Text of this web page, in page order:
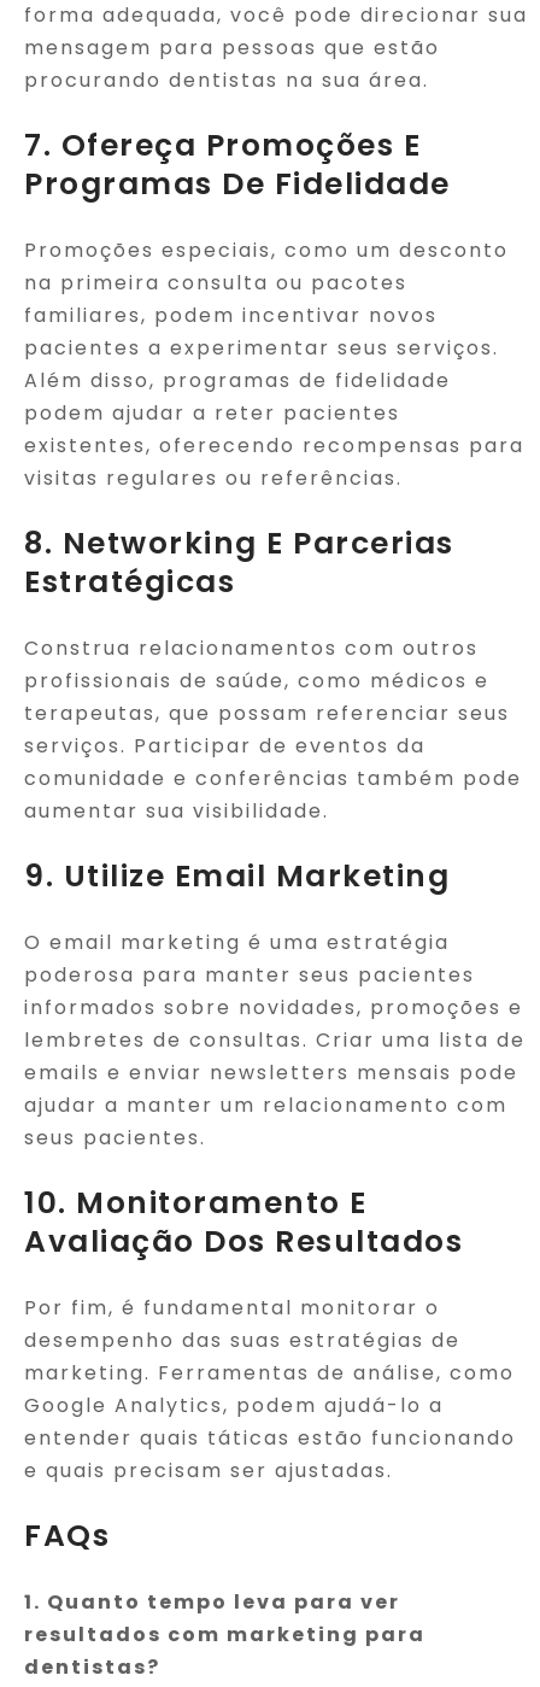
forma adequada, você pode direcionar sua
mensagem para pessoas que estão
procurando dentistas na sua área.
7. Ofereça Promoções E
Programas De Fidelidade
Promoções especiais, como um desconto
na primeira consulta ou pacotes
familiares, podem incentivar novos
pacientes a experimentar seus serviços.
Além disso, programas de fidelidade
podem ajudar a reter pacientes
existentes, oferecendo recompensas para
visitas regulares ou referências.
8. Networking E Parcerias
Estratégicas
Construa relacionamentos com outros
profissionais de saúde, como médicos e
terapeutas, que possam referenciar seus
serviços. Participar de eventos da
comunidade e conferências também pode
aumentar sua visibilidade.
9. Utilize Email Marketing
O email marketing é uma estratégia
poderosa para manter seus pacientes
informados sobre novidades, promoções e
lembretes de consultas. Criar uma lista de
emails e enviar newsletters mensais pode
ajudar a manter um relacionamento com
seus pacientes.
10. Monitoramento E
Avaliação Dos Resultados
Por fim, é fundamental monitorar o
desempenho das suas estratégias de
marketing. Ferramentas de análise, como
Google Analytics, podem ajudá-lo a
entender quais táticas estão funcionando
e quais precisam ser ajustadas.
FAQs
1. Quanto tempo leva para ver
resultados com marketing para
dentistas?